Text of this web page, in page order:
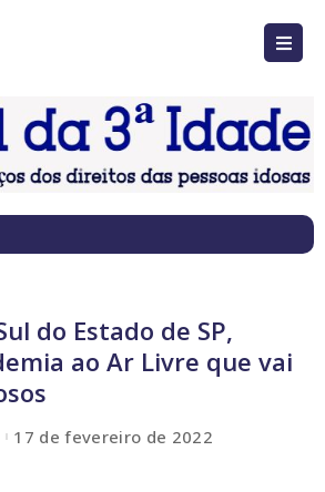
do Estado de SP,
ao Ar Livre que vai
17 de fevereiro de 2022